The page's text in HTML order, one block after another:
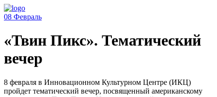
08 Февраль
«Твин Пикс». Тематический
вечер
8 февраля в Инновационном Культурном Центре (ИКЦ)
пройдет тематический вечер, посвященный американскому